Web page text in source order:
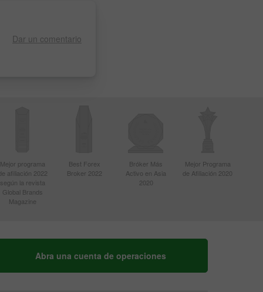
Dar un comentario
Mejor programa
de afiliación 2022
según la revista
Global Brands
Magazine
Best Forex
Broker 2022
Bróker Más
Activo en Asia
2020
Mejor Programa
de Afiliación 2020
Abra una cuenta de operaciones